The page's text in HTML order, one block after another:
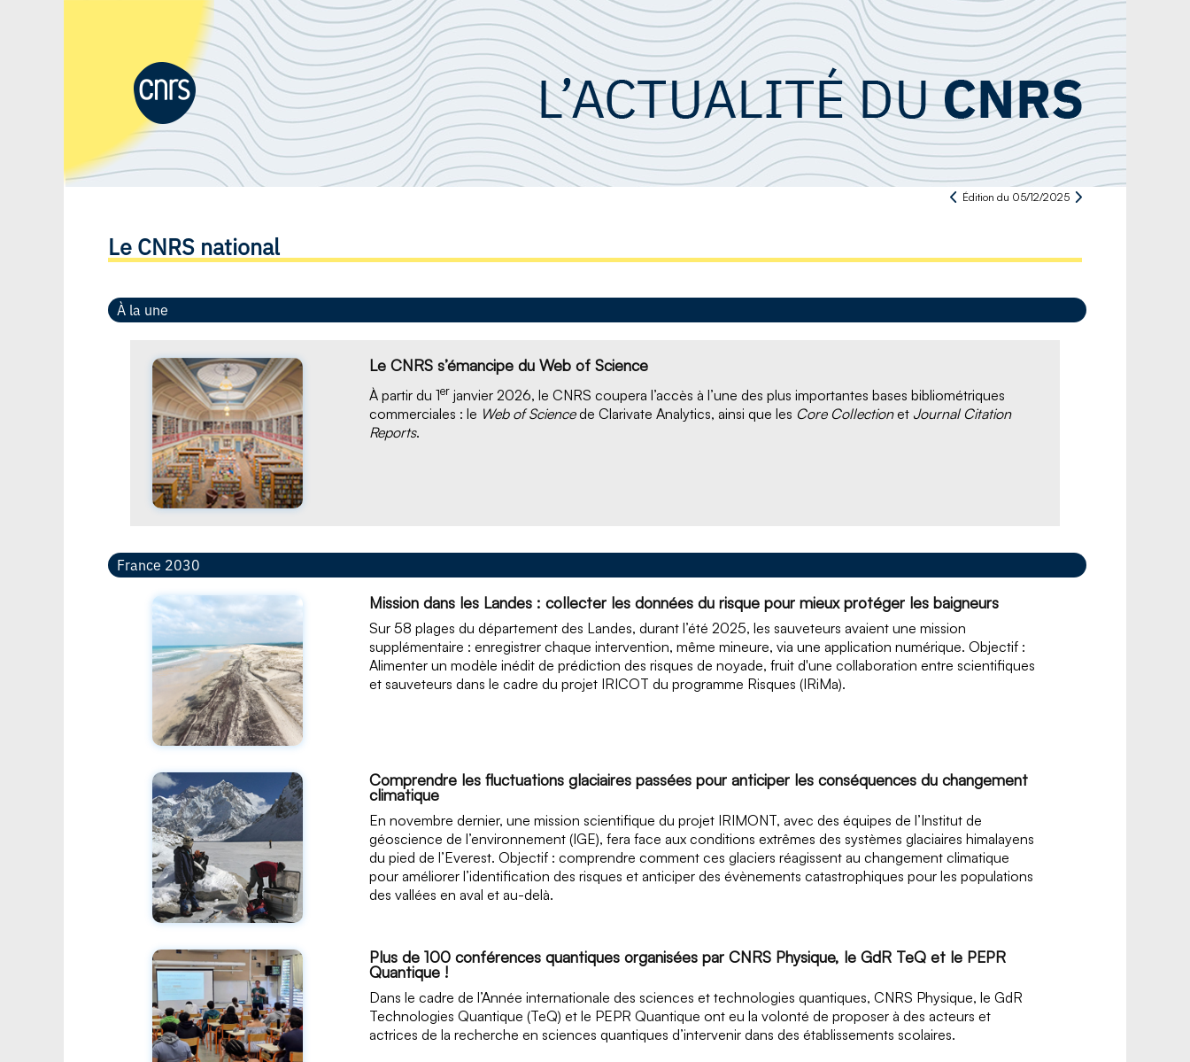
Édition du 05/12/2025
Le CNRS national
À la une
Le CNRS s’émancipe du Web of Science
À partir du 1er janvier 2026, le CNRS coupera l’accès à l’une des plus importantes bases bibliométriques
commerciales : le Web of Sciencede Clarivate Analytics, ainsi que les Core Collectionet Journal Citation
Reports.
France 2030
Mission dans les Landes : collecter les données du risque pour mieux protéger les baigneurs
Sur 58 plages du département des Landes, durant l’été 2025, les sauveteurs avaient une mission
supplémentaire : enregistrer chaque intervention, même mineure, via une application numérique. Objectif :
Alimenter un modèle inédit de prédiction des risques de noyade, fruit d'une collaboration entre scientifiques
et sauveteurs dans le cadre du projet IRICOT du programme Risques (IRiMa).
Comprendre les fluctuations glaciaires passées pour anticiper les conséquences du changement
climatique
En novembre dernier, une mission scientifique du projet IRIMONT, avec des équipes de l’Institut de
géoscience de l’environnement (IGE), fera face aux conditions extrêmes des systèmes glaciaires himalayens
du pied de l’Everest. Objectif : comprendre comment ces glaciers réagissent au changement climatique
pour améliorer l’identification des risques et anticiper des évènements catastrophiques pour les populations
des vallées en aval et au-delà.
Plus de 100 conférences quantiques organisées par CNRS Physique, le GdR TeQ et le PEPR
Quantique !
Dans le cadre de l’Année internationale des sciences et technologies quantiques, CNRS Physique, le GdR
Technologies Quantique (TeQ) et le PEPR Quantique ont eu la volonté de proposer à des acteurs et
actrices de la recherche en sciences quantiques d’intervenir dans des établissements scolaires.